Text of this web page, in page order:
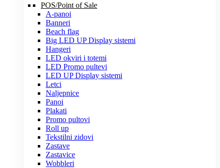
POS/Point of Sale
A-panoi
Banneri
Beach flag
Big LED UP Display sistemi
Hangeri
LED okviri i totemi
LED Promo pultevi
LED UP Display sistemi
Letci
Naljepnice
Panoi
Plakati
Promo pultovi
Roll up
Tekstilni zidovi
Zastave
Zastavice
Wobbleri